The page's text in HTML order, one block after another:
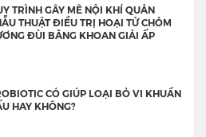
TRÌNH GÂY MÊ NỘI KHÍ QUẢN
THUẬT ĐIỀU TRỊ HOẠI TỬ CHỎM
ĐÙI BĂNG KHOAN GIẢI ẤP
CÓ GIÚP LOẠI BỎ VI KHUẨN
HAY KHÔNG?